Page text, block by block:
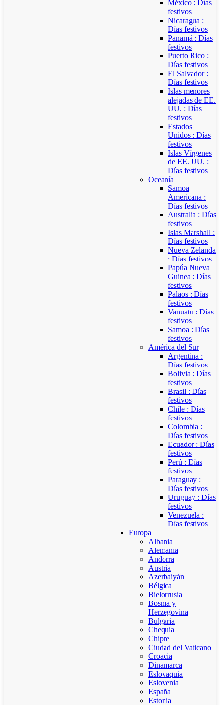
México : Días
festivos
Nicaragua :
Días festivos
Panamá : Días
festivos
Puerto Rico :
Días festivos
El Salvador :
Días festivos
Islas menores
alejadas de EE.
UU. : Días
festivos
Estados
Unidos : Días
festivos
Islas Vírgenes
de EE. UU. :
Días festivos
Oceanía
Samoa
Americana :
Días festivos
Australia : Días
festivos
Islas Marshall :
Días festivos
Nueva Zelanda
: Días festivos
Papúa Nueva
Guinea : Días
festivos
Palaos : Días
festivos
Vanuatu : Días
festivos
Samoa : Días
festivos
América del Sur
Argentina :
Días festivos
Bolivia : Días
festivos
Brasil : Días
festivos
Chile : Días
festivos
Colombia :
Días festivos
Ecuador : Días
festivos
Perú : Días
festivos
Paraguay :
Días festivos
Uruguay : Días
festivos
Venezuela :
Días festivos
Europa
Albania
Alemania
Andorra
Austria
Azerbaiyán
Bélgica
Bielorrusia
Bosnia y
Herzegovina
Bulgaria
Chequia
Chipre
Ciudad del Vaticano
Croacia
Dinamarca
Eslovaquia
Eslovenia
España
Estonia